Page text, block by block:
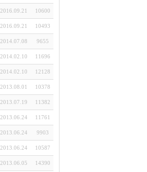
2016.09.21 10600
2016.09.21 10493
2014.07.08 9655
2014.02.10 11696
2014.02.10 12128
2013.08.01 10378
2013.07.19 11382
2013.06.24 11761
2013.06.24 9903
2013.06.24 10587
2013.06.05 14390